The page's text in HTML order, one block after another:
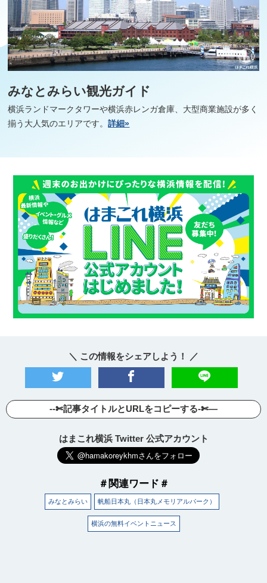
みなとみらい観光ガイド
横浜ランドマークタワーや横浜赤レンガ倉庫、大型商業施設が多く
揃う大人気のエリアです。詳細»
＼ この情報をシェアしよう！ ／
--✄記事タイトルとURLをコピーする-✄—
はまこれ横浜 Twitter 公式アカウント
＃関連ワード＃
みなとみらい 帆船日本丸（日本丸メモリアルパーク）
横浜の無料イベントニュース